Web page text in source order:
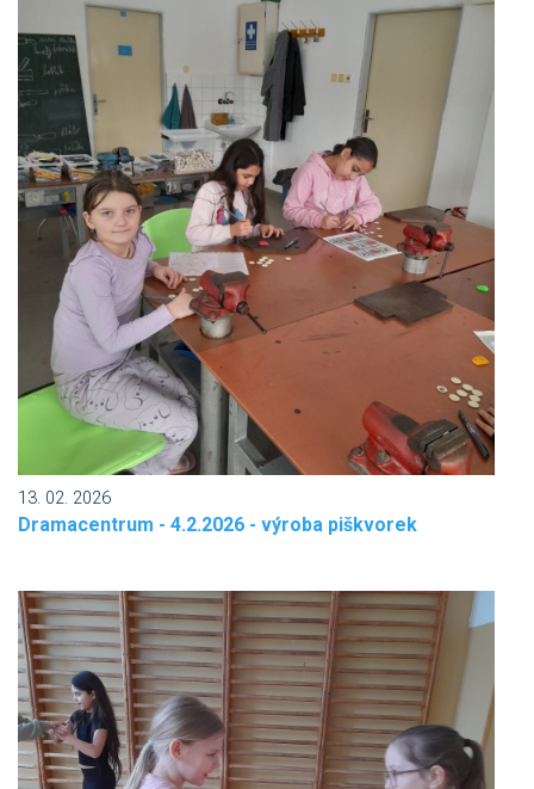
13. 02. 2026
Dramacentrum - 4.2.2026 - výroba piškvorek